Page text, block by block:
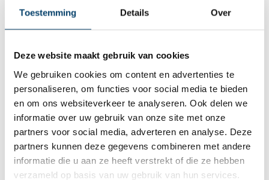
Toestemming Details Over
Deze website maakt gebruik van cookies
We gebruiken cookies om content en advertenties te
personaliseren, om functies voor social media te bieden
en om ons websiteverkeer te analyseren. Ook delen we
informatie over uw gebruik van onze site met onze
partners voor social media, adverteren en analyse. Deze
partners kunnen deze gegevens combineren met andere
informatie die u aan ze heeft verstrekt of die ze hebben
verzameld op basis van uw gebruik van hun services.
Bekijk product
Op voorraad
Contact
Adres:Dalwagenseweg 91 4043MV Opheusden
E-mail: info@staalkabelstunter.com
Telefoonnummer: +31488410119
KVK nummer: 78463092